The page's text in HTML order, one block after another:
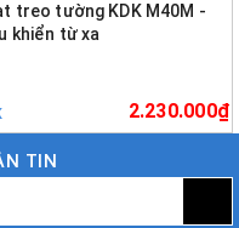
treo tường KDK M40M -
khiển từ xa
2.230.000₫
TIN